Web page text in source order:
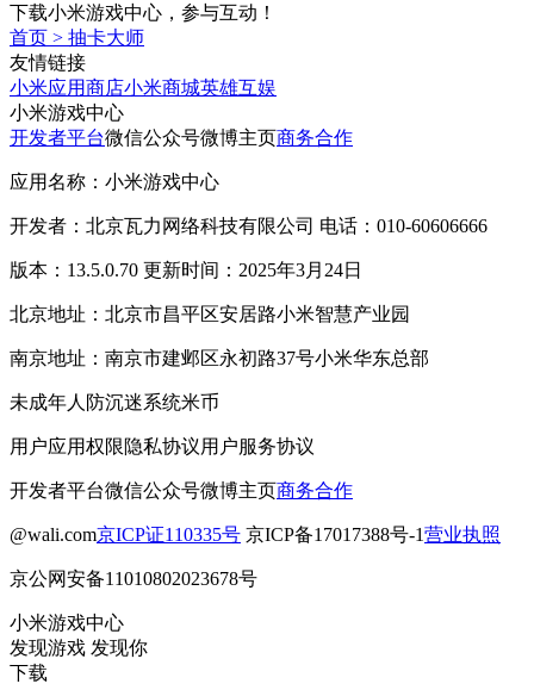
下载小米游戏中心，参与互动！
首页 > 抽卡大师
友情链接
小米应用商店小米商城英雄互娱
小米游戏中心
开发者平台微信公众号微博主页商务合作
应用名称：小米游戏中心
开发者：北京瓦力网络科技有限公司 电话：010-60606666
版本：13.5.0.70 更新时间：2025年3月24日
北京地址：北京市昌平区安居路小米智慧产业园
南京地址：南京市建邺区永初路37号小米华东总部
未成年人防沉迷系统米币
用户应用权限隐私协议用户服务协议
开发者平台微信公众号微博主页商务合作
@wali.com京ICP证110335号 京ICP备17017388号-1营业执照
京公网安备11010802023678号
小米游戏中心
发现游戏 发现你
下载